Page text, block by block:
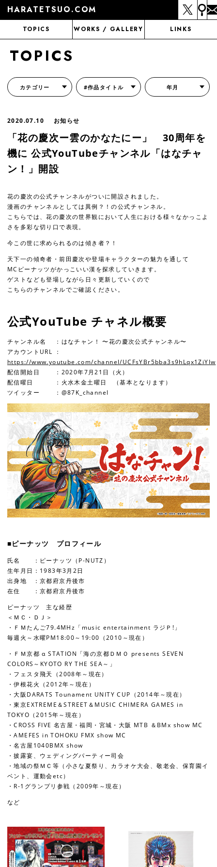
HARATETSUO.COM
TOPICS WORKS / GALLERY LINKS
TOPICS
カテゴリー #作品タイトル 年月
2020.07.10 お知らせ
「花の慶次ー雲のかなたにー」 30周年を
機に 公式YouTubeチャンネル「はなチャ
ン！」開設
花の慶次の公式チャンネルがついに開設されました。
漫画のチャンネルとしては異例？！の公式チャンネル。
こちらでは、花の慶次の世界観において人生における様々なかっこよ
さを多彩な切り口で表現。
今この世に求められるのは傾き者？！
天下一の傾奇者・前田慶次や登場キャラクターの魅力を通して
MCピーナッツがかっこいい漢を探求していきます。
ゲストなども登場しながら日々更新していくので
こちらのチャンネルでご確認ください。
公式YouTube チャネル概要
チャンネル名 ：はなチャン！ 〜花の慶次公式チャンネル〜
アカウントURL ：
https://www.youtube.com/channel/UCFsYBr5bba3s9hLqx1ZiYIw
配信開始日 ：2020年7月21日（火）
配信曜日 ：火水木金土曜日 （基本となります）
ツイッター ：@87K_channel
■ピーナッツ プロフィール
氏名 ：ピーナッツ（P-NUTZ）
生年月日：1983年3月2日
出身地 ：京都府京丹後市
在住 ：京都府京丹後市
ピーナッツ 主な経歴
＜ＭＣ・ＤＪ＞
・ＦＭたんご79.4MHz「music entertainment ラジＰ!」
毎週火～水曜PM18:00～19:00（2010～現在）
・ＦＭ京都 α STATION「海の京都ＤＭＯ presents SEVEN
COLORS～KYOTO RY THE SEA～」
・フェスタ飛天（2008年～現在）
・伊根花火（2012年～現在）
・大阪DARATS Tounament UNITY CUP（2014年～現在）
・東京EXTREME＆STREET＆MUSIC CHIMERA GAMES in
TOKYO（2015年～現在）
・CROSS FIVE 名古屋・福岡・宮城・大阪 MTB ＆BMx show MC
・AMEFES in TOHOKU FMX show MC
・名古屋1040BMX show
・披露宴、ウェディングパーティー司会
・地域の祭ＭＣ等（小さな夏祭り、カラオケ大会、敬老会、保育園イ
ベント、運動会etc）
・R-1グランプリ参戦（2009年～現在）
など